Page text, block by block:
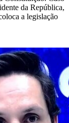
da República,
a legislação